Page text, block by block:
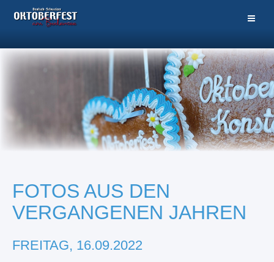
FOTOS AUS DEN
VERGANGENEN JAHREN
FREITAG, 16.09.2022